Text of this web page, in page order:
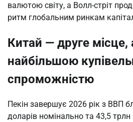
валютою світу, а Волл-стріт
ритм глобальним ринкам
Китай — друге місце,
найбільшою
спроможністю
Пекін завершує 2026 рік з ВВП
доларів номінально та 43,5